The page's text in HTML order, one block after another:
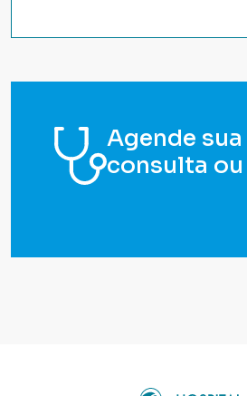
Agende sua
consulta ou